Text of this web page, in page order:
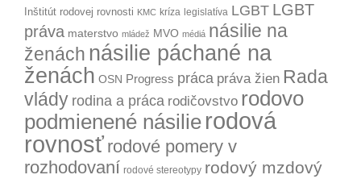
Inštitút rodovej rovnosti KMC kríza legislatíva LGBT LGBT
práva materstvo mládež MVO médiá násilie na
ženách násilie páchané na
ženách OSN Progress práca práva žien Rada
vlády rodina a práca rodičovstvo rodovo
podmienené násilie rodová
rovnosť rodové pomery v
rozhodovaní rodové stereotypy rodový mzdový